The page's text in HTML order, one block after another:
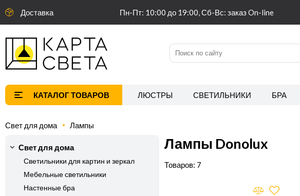
Доставка Пн-Пт: 10:00 до 19:00, Сб-Вс: заказ On-line
ЛЮСТРЫ СВЕТИЛЬНИКИ БРА
Свет для дома Лампы
Свет для дома
Светильники для картин и зеркал
Мебельные светильники
Настенные бра
Лампы Donolux
7